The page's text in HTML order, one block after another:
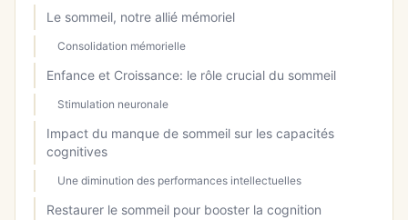
Le sommeil, notre allié mémoriel
Consolidation mémorielle
Enfance et Croissance: le rôle crucial du sommeil
Stimulation neuronale
Impact du manque de sommeil sur les capacités
cognitives
Une diminution des performances intellectuelles
Restaurer le sommeil pour booster la cognition